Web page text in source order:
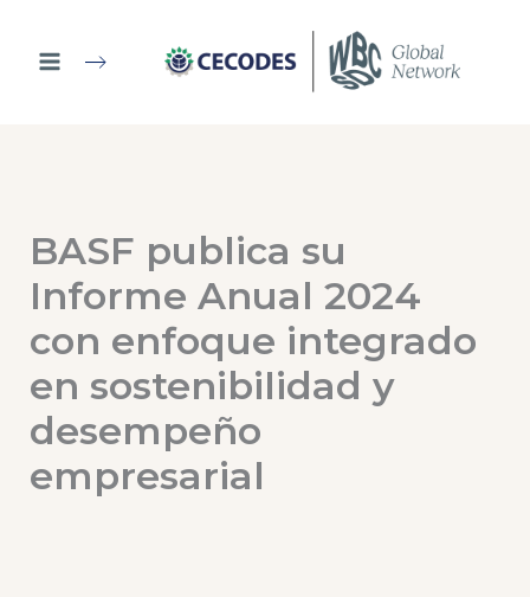
contenido
BASF publica su
Informe Anual 2024
con enfoque integrado
en sostenibilidad y
desempeño
empresarial